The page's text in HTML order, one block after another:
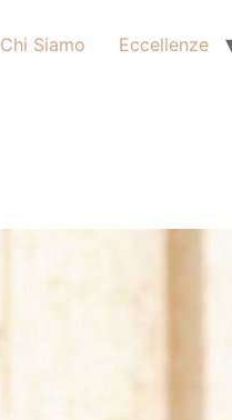
Chi Siamo Eccellenze